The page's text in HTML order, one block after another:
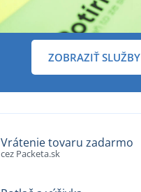
ZOBRAZIŤ SLUŽBY
Vrátenie tovaru zadarmo
cez Packeta.sk